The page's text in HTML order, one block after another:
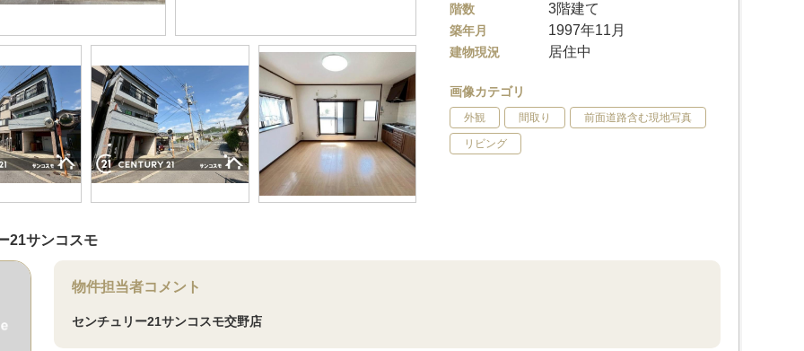
階数 3階建て
築年月 1997年11月
建物現況 居住中
画像カテゴリ
外観 間取り 前面道路含む現地写真
リビング
21サンコスモ
物件担当者コメント
センチュリー21サンコスモ交野店